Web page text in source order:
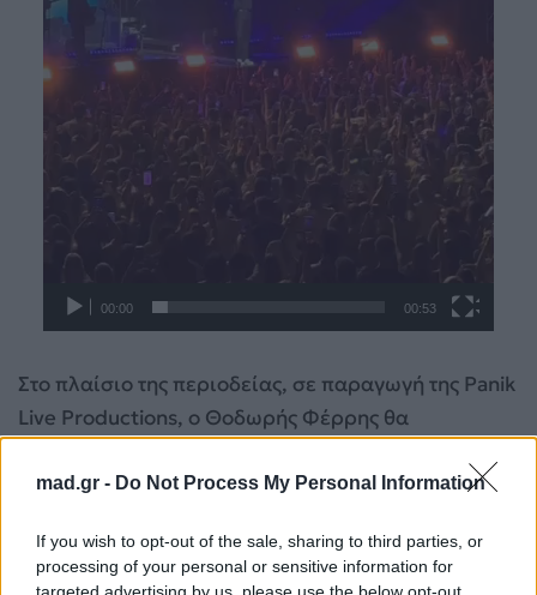
mad.gr - Do Not Process My Personal Information
If you wish to opt-out of the sale, sharing to third parties, or
processing of your personal or sensitive information for
00:00 00:53
Στο πλαίσιο της περιοδείας, σε παραγωγή της Panik
Live Productions, ο Θοδωρής Φέρρης θα
γήπεδα και μεγάλα θέατρα σε όλη την Ελλάδα
Εισιτήρια:https://www.more.com/gr-
el/tickets/music/thodoris-ferris-summer-tour-